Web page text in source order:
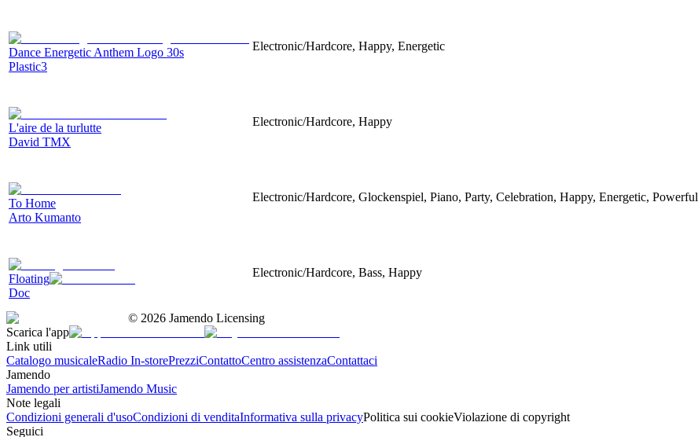
Dance Energetic Anthem Logo 30s
Plastic3
Electronic/Hardcore, Happy, Energetic
L'aire de la turlutte
David TMX
Electronic/Hardcore, Happy
To Home
Arto Kumanto
Electronic/Hardcore, Glockenspiel, Piano, Party, Celebration, Happy, Energetic, Powerful
Floating
Doc
Electronic/Hardcore, Bass, Happy
© 2026 Jamendo Licensing
Scarica l'app
Link utili
Catalogo musicaleRadio In-storePrezziContattoCentro assistenzaContattaci
Jamendo
Jamendo per artistiJamendo Music
Note legali
Condizioni generali d'usoCondizioni di venditaInformativa sulla privacyPolitica sui cookieViolazione di copyright
Seguici